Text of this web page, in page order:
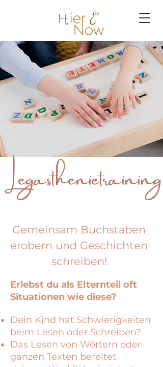
Legasthenietraining
Gemeinsam Buchstaben
erobern und Geschichten
schreiben!
Erlebst du als Elternteil oft
Situationen wie diese?
Dein Kind hat Schwierigkeiten
beim Lesen oder Schreiben?
Das Lesen von Wörtern oder
ganzen Texten bereitet